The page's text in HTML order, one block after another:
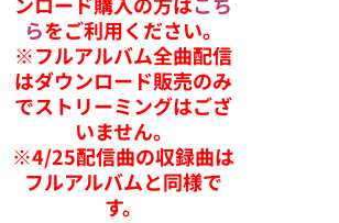
らをご利用ください。
※フルアルバム全曲配信
はダウンロード販売のみ
でストリーミングはござ
いません。
※4/25配信曲の収録曲は
フルアルバムと同様で
す。